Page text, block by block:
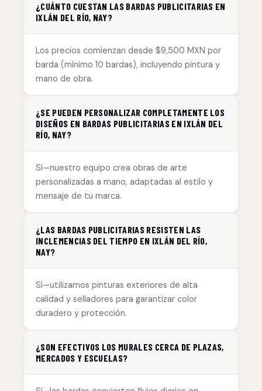
¿CUÁNTO CUESTAN LAS BARDAS PUBLICITARIAS EN
IXLÁN DEL RÍO, NAY?
Los precios comienzan desde $9,500 MXN por
barda (mínimo 10 bardas), incluyendo pintura y
mano de obra.
¿SE PUEDEN PERSONALIZAR COMPLETAMENTE LOS
DISEÑOS EN BARDAS PUBLICITARIAS EN IXLÁN DEL
RÍO, NAY?
Sí—nuestro equipo crea obras de arte
personalizadas a mano, adaptadas al estilo y
mensaje de tu marca.
¿LAS BARDAS PUBLICITARIAS RESISTEN LAS
INCLEMENCIAS DEL TIEMPO EN IXLÁN DEL RÍO,
NAY?
Sí—utilizamos pinturas exteriores de alta
calidad y selladores para garantizar color
duradero y protección.
¿SON EFECTIVOS LOS MURALES CERCA DE PLAZAS,
MERCADOS Y ESCUELAS?